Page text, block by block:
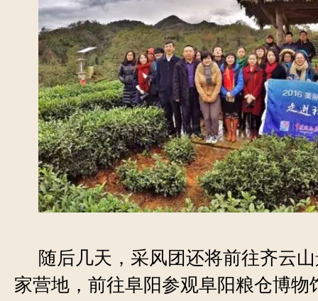
随后几天，采风团还将前往齐云
家营地，前往阜阳参观阜阳粮仓博物